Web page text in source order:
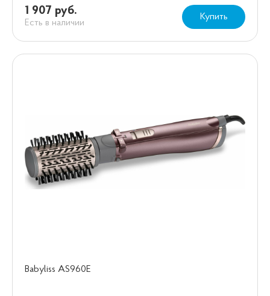
1 907 руб.
Есть в наличии
Купить
Babyliss AS960E